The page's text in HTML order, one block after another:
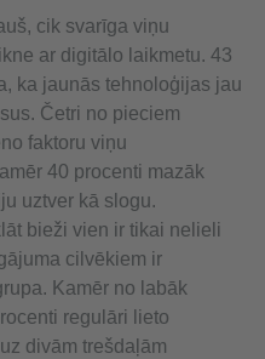
cik svarīga viņu
ar digitālo laikmetu. 43
ka jaunās tehnoloģijas jau
Četri no pieciem
faktoru viņu
40 procenti mazāk
uztver kā slogu.
bieži vien ir tikai nelieli
cilvēkiem ir
Kamēr no labāk
regulāri lieto
divām trešdaļām